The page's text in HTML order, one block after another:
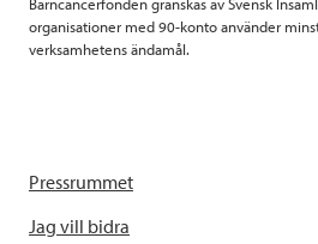
organisationer med 90-konto använder
verksamhetens ändamål.
Pressrummet
Jag vill bidra